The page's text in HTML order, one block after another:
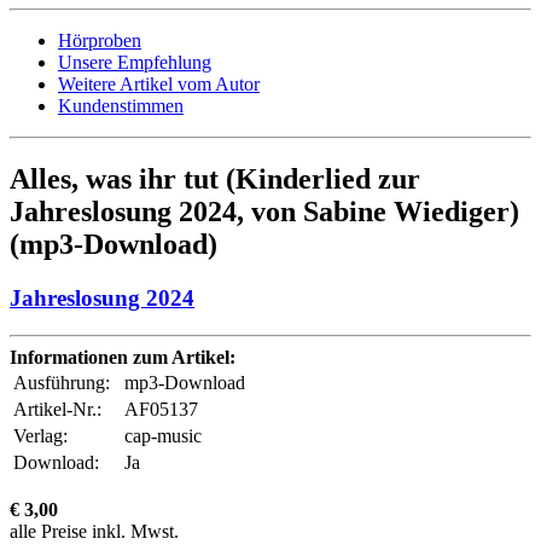
Hörproben
Unsere Empfehlung
Weitere Artikel vom Autor
Kundenstimmen
Alles, was ihr tut (Kinderlied zur
Jahreslosung 2024, von Sabine Wiediger)
(mp3-Download)
Jahreslosung 2024
Informationen zum Artikel:
Ausführung:
mp3-Download
Artikel-Nr.:
AF05137
Verlag:
cap-music
Download:
Ja
€ 3,00
alle Preise inkl. Mwst.